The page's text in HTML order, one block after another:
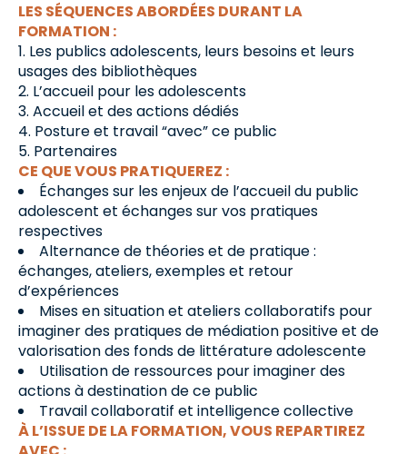
LES SÉQUENCES ABORDÉES DURANT LA
FORMATION :
Les publics adolescents, leurs besoins et leurs
usages des bibliothèques
L’accueil pour les adolescents
Accueil et des actions dédiés
Posture et travail “avec” ce public
Partenaires
CE QUE VOUS PRATIQUEREZ :
Échanges sur les enjeux de l’accueil du public
adolescent et échanges sur vos pratiques
respectives
Alternance de théories et de pratique :
échanges, ateliers, exemples et retour
d’expériences
Mises en situation et ateliers collaboratifs pour
imaginer des pratiques de médiation positive et de
valorisation des fonds de littérature adolescente
Utilisation de ressources pour imaginer des
actions à destination de ce public
Travail collaboratif et intelligence collective
À L’ISSUE DE LA FORMATION, VOUS REPARTIREZ